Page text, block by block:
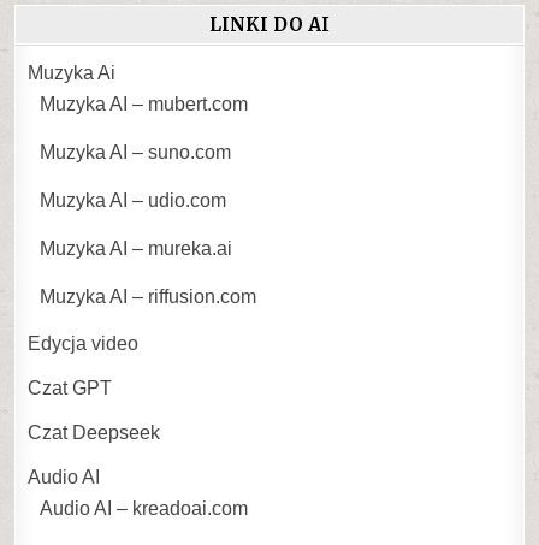
LINKI DO AI
Muzyka Ai
Muzyka AI – mubert.com
Muzyka AI – suno.com
Muzyka AI – udio.com
Muzyka AI – mureka.ai
Muzyka AI – riffusion.com
Edycja video
Czat GPT
Czat Deepseek
Audio AI
Audio AI – kreadoai.com